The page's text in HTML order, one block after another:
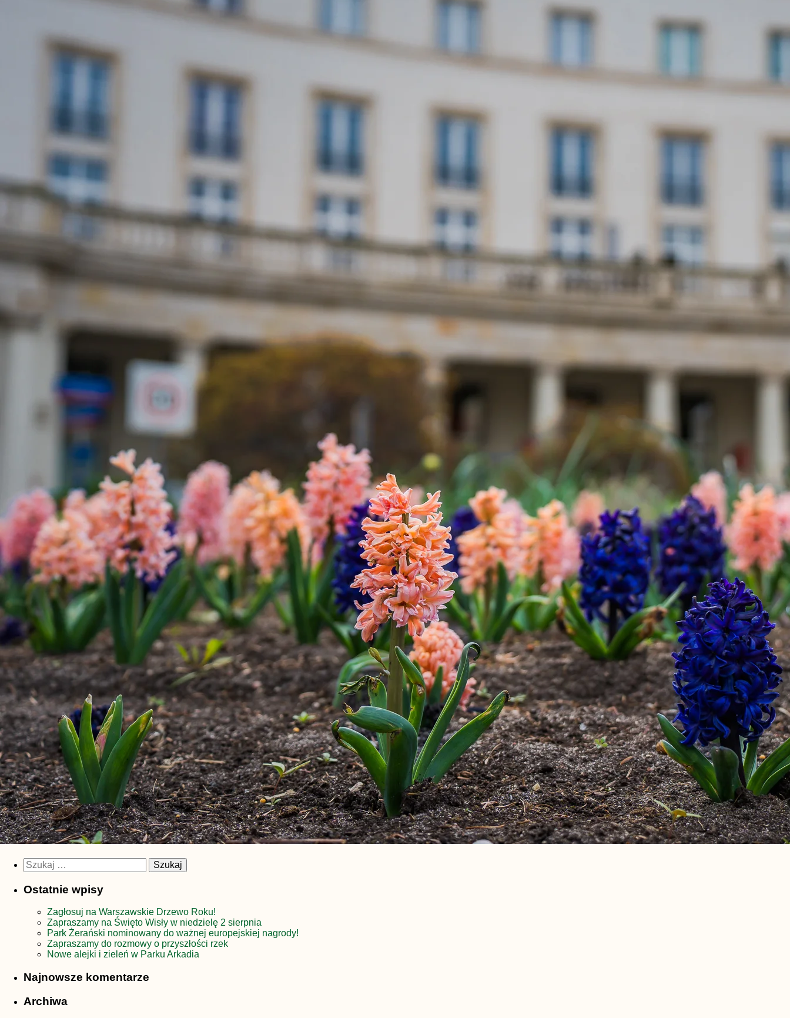
Szukaj:
Ostatnie wpisy
Zagłosuj na Warszawskie Drzewo Roku!
Zapraszamy na Święto Wisły w niedzielę 2 sierpnia
Park Żerański nominowany do ważnej europejskiej nagrody!
Zapraszamy do rozmowy o przyszłości rzek
Nowe alejki i zieleń w Parku Arkadia
Najnowsze komentarze
Archiwa